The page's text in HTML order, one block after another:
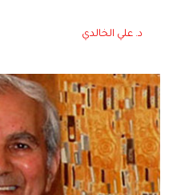
د. علي الخالدي